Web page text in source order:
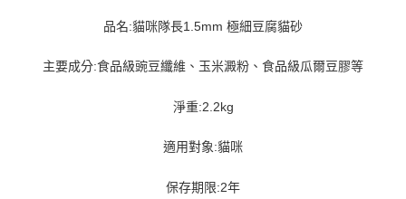
品名:貓咪隊長1.5mm 極細豆腐貓砂
主要成分:食品級豌豆纖維、玉米澱粉、食品級瓜爾豆膠等
淨重:2.2kg
適用對象:貓咪
保存期限:2年